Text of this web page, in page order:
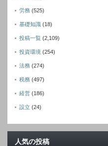
労務 (525)
基礎知識 (18)
投稿一覧 (2,109)
投資環境 (254)
法務 (274)
税務 (497)
経営 (186)
設立 (24)
人気の投稿